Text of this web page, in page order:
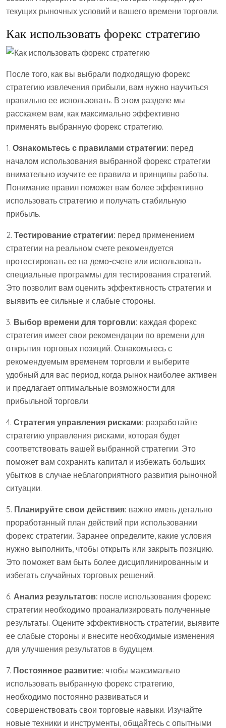
текущих рыночных условий и вашего времени торговли.
Как использовать форекс стратегию
После того, как вы выбрали подходящую форекс
стратегию извлечения прибыли, вам нужно научиться
правильно ее использовать. В этом разделе мы
расскажем вам, как максимально эффективно
применять выбранную форекс стратегию.
1. Ознакомьтесь с правилами стратегии: перед
началом использования выбранной форекс стратегии
внимательно изучите ее правила и принципы работы.
Понимание правил поможет вам более эффективно
использовать стратегию и получать стабильную
прибыль.
2. Тестирование стратегии: перед применением
стратегии на реальном счете рекомендуется
протестировать ее на демо-счете или использовать
специальные программы для тестирования стратегий.
Это позволит вам оценить эффективность стратегии и
выявить ее сильные и слабые стороны.
3. Выбор времени для торговли: каждая форекс
стратегия имеет свои рекомендации по времени для
открытия торговых позиций. Ознакомьтесь с
рекомендуемым временем торговли и выберите
удобный для вас период, когда рынок наиболее активен
и предлагает оптимальные возможности для
прибыльной торговли.
4. Стратегия управления рисками: разработайте
стратегию управления рисками, которая будет
соответствовать вашей выбранной стратегии. Это
поможет вам сохранить капитал и избежать больших
убытков в случае неблагоприятного развития рыночной
ситуации.
5. Планируйте свои действия: важно иметь детально
проработанный план действий при использовании
форекс стратегии. Заранее определите, какие условия
нужно выполнить, чтобы открыть или закрыть позицию.
Это поможет вам быть более дисциплинированным и
избегать случайных торговых решений.
6. Анализ результатов: после использования форекс
стратегии необходимо проанализировать полученные
результаты. Оцените эффективность стратегии, выявите
ее слабые стороны и внесите необходимые изменения
для улучшения результатов в будущем.
7. Постоянное развитие: чтобы максимально
использовать выбранную форекс стратегию,
необходимо постоянно развиваться и
совершенствовать свои торговые навыки. Изучайте
новые техники и инструменты, общайтесь с опытными